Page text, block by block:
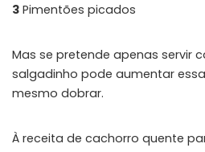
3 Pimentões picados
Mas se pretende apenas servir
salgadinho pode aumentar
mesmo dobrar.
À receita de cachorro quente